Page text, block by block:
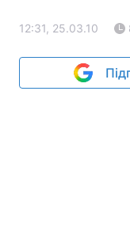
12:31, 25.03.10